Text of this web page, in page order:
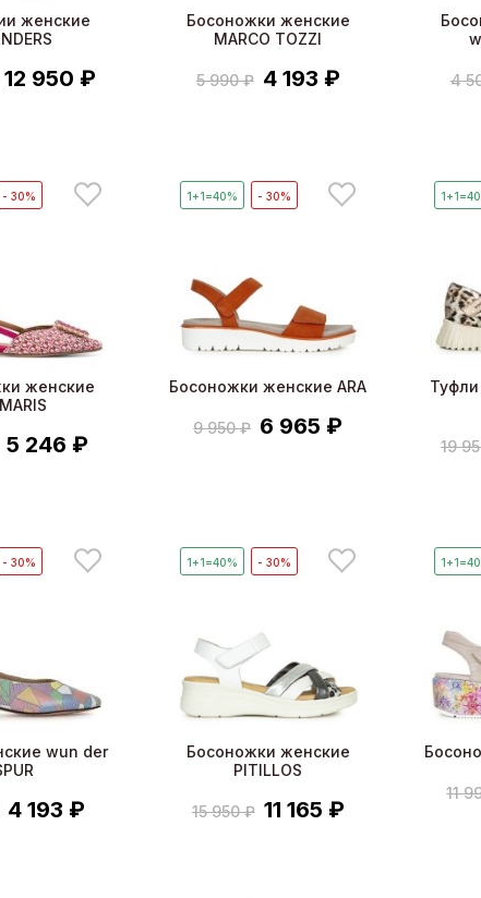
женские
12 950 ₽
Босоножки женские
MARCO TOZZI
5 990 ₽ 4 193 ₽ 4
- 30%
женские
5 246 ₽
1+1=40% - 30%
Босоножки женские ARA
9 950 ₽ 6 965 ₽
19
- 30%
wun der
4 193 ₽
1+1=40% - 30%
Босоножки женские
PITILLOS
15 950 ₽ 11 165 ₽
11